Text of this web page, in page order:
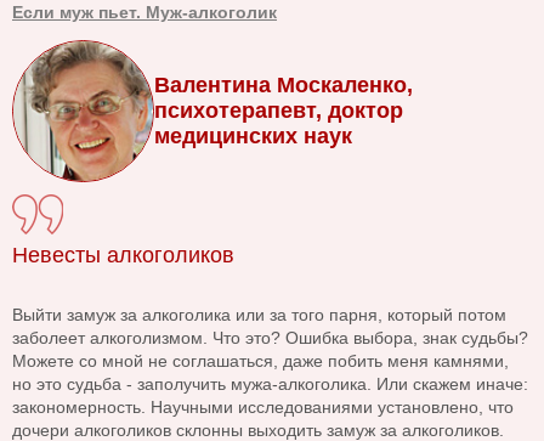
Если муж пьет. Муж-алкоголик
Валентина Москаленко,
психотерапевт, доктор
медицинских наук
Невесты алкоголиков
Выйти замуж за алкоголика или за того парня, который потом
заболеет алкоголизмом. Что это? Ошибка выбора, знак судьбы?
Можете со мной не соглашаться, даже побить меня камнями,
но это судьба - заполучить мужа-алкоголика. Или скажем иначе:
закономерность. Научными исследованиями установлено, что
дочери алкоголиков склонны выходить замуж за алкоголиков.